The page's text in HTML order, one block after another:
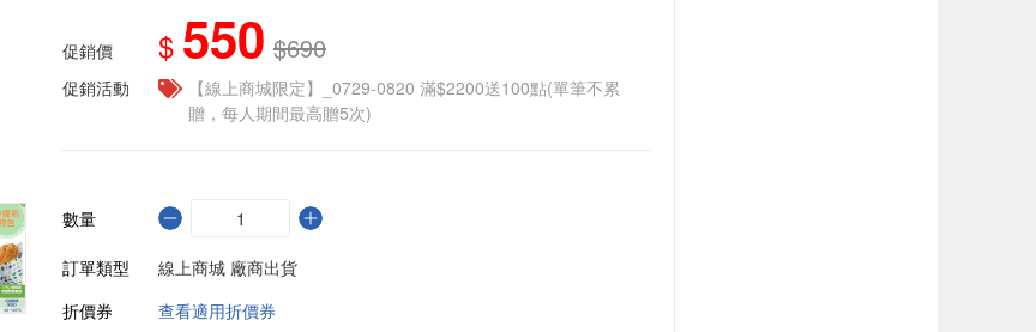
促銷價 $ 550 $690
促銷活動
【線上商城限定】_0729-0820 滿$2200送100點(單筆不累
贈，每人期間最高贈5次)
數量
訂單類型
線上商城 廠商出貨
折價券
查看適用折價券